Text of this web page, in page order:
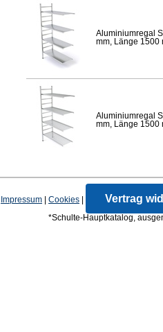
Aluminiumregal
mm, Länge 1500
Aluminiumregal
mm, Länge 1500
Impressum Cookies Vertrag
*Schulte-Hauptkatalog,